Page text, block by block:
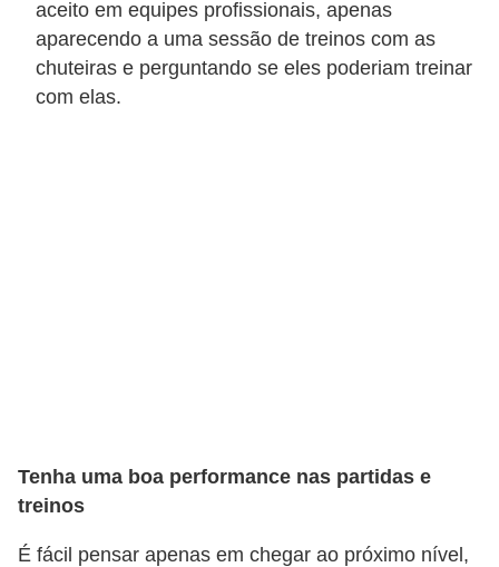
aceito em equipes profissionais, apenas
aparecendo a uma sessão de treinos com as
chuteiras e perguntando se eles poderiam treinar
com elas.
Tenha uma boa performance nas partidas e
treinos
É fácil pensar apenas em chegar ao próximo nível,